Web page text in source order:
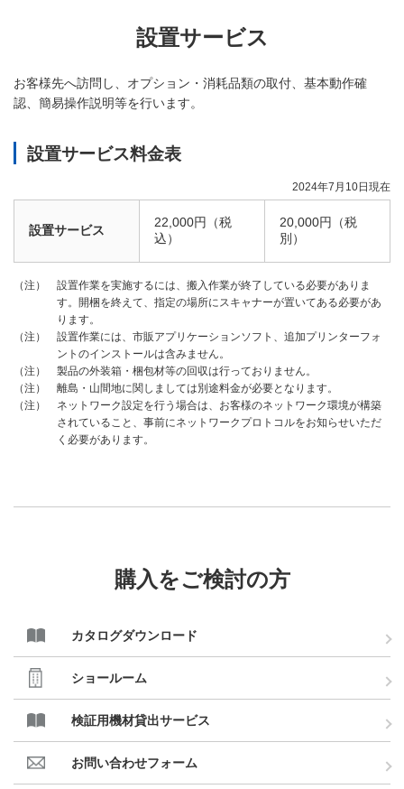
設置サービス
お客様先へ訪問し、オプション・消耗品類の取付、基本動作確
認、簡易操作説明等を行います。
設置サービス料金表
2024年7月10日現在
設置サービス
22,000円（税
込）
20,000円（税
別）
（注）
設置作業を実施するには、搬入作業が終了している必要がありま
す。開梱を終えて、指定の場所にスキャナーが置いてある必要があ
ります。
（注）
設置作業には、市販アプリケーションソフト、追加プリンターフォ
ントのインストールは含みません。
（注）
製品の外装箱・梱包材等の回収は行っておりません。
（注）
離島・山間地に関しましては別途料金が必要となります。
（注）
ネットワーク設定を行う場合は、お客様のネットワーク環境が構築
されていること、事前にネットワークプロトコルをお知らせいただ
く必要があります。
購入をご検討の方
カタログダウンロード
ショールーム
検証用機材貸出サービス
お問い合わせフォーム